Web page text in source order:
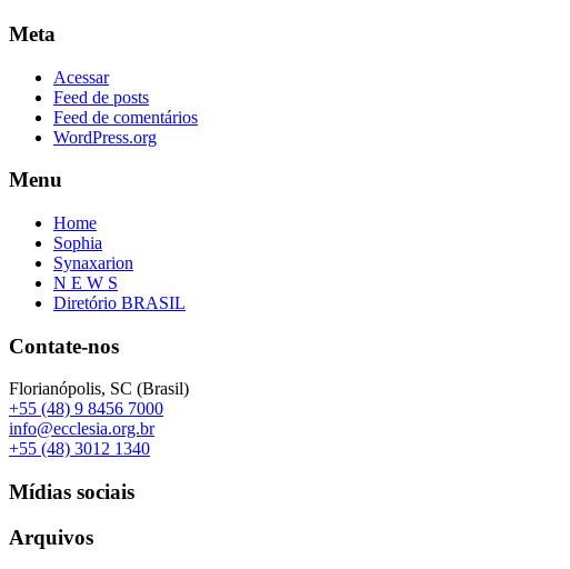
Meta
Acessar
Feed de posts
Feed de comentários
WordPress.org
Menu
Home
Sophia
Synaxarion
N E W S
Diretório BRASIL
Contate-nos
Florianópolis, SC (Brasil)
+55 (48) 9 8456 7000
info@ecclesia.org.br
+55 (48) 3012 1340
Mídias sociais
Arquivos